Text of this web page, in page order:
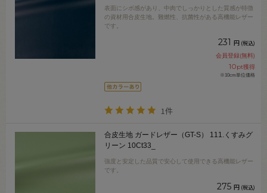
表面にシボ感があり、中肉でしっかりとした質感が特徴
の資材用合皮生地。難燃性、抗菌性がある高機能レザー
です。
231 円 (税込)
会員登録(無料)
10pt獲得
※10cm単位価格
1件
合皮生地 ガードレザー（GT-S） 111.くすみグ
リーン 10Ct33_
強度と安定した品質で安心して使用できる高機能レザー
です。
275 円 (税込)